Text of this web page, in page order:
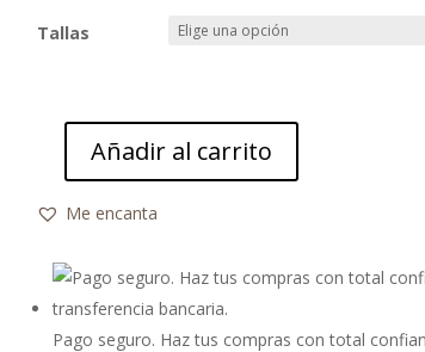
original
era:
actual
es:
Tallas
Kolbasky
Goa
cantidad
Añadir al carrito
Me encanta
Pago seguro. Haz tus compras con total